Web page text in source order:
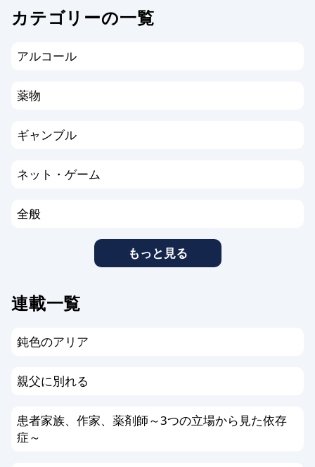
カテゴリーの一覧
アルコール
薬物
ギャンブル
ネット・ゲーム
全般
もっと見る
連載一覧
鈍色のアリア
親父に別れる
患者家族、作家、薬剤師～3つの立場から見た依存
症～